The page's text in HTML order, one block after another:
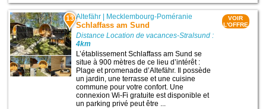
13 Altefähr Mecklembourg-Poméranie
Schlaffass am Sund
Distance Location de vacances-Stralsund :
4km
L’établissement Schlaffass am Sund se
situe à 900 mètres de ce lieu d’intérêt :
Plage et promenade d’Altefähr. Il possède
un jardin, une terrasse et une cuisine
commune pour votre confort. Une
connexion Wi-Fi gratuite est disponible et
un parking privé peut être ...
VOIR
L'OFFRE